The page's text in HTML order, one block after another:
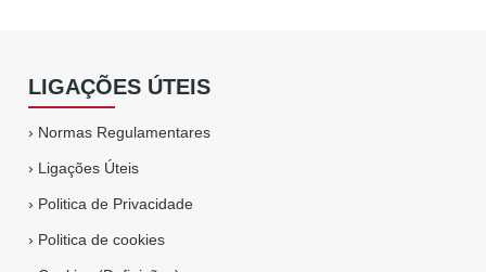
LIGAÇÕES ÚTEIS
› Normas Regulamentares
› Ligações Úteis
› Politica de Privacidade
› Politica de cookies